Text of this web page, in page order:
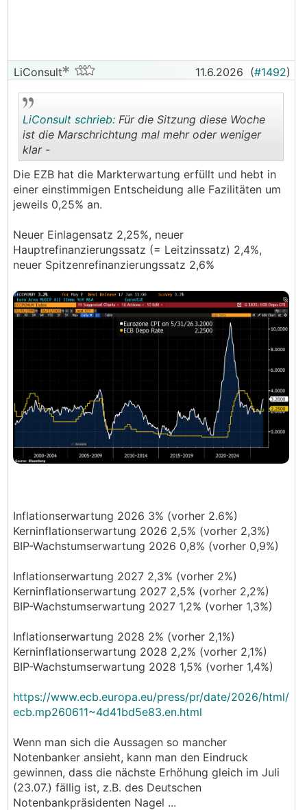
LiConsult 11.6.2026 (#1492)
..
LiConsult schrieb: Für die Sitzung diese Woche
ist die Marschrichtung mal mehr oder weniger
klar -
Die EZB hat die Markterwartung erfüllt und hebt in
einer einstimmigen Entscheidung alle Fazilitäten um
jeweils 0,25% an.
Neuer Einlagensatz 2,25%, neuer
Hauptrefinanzierungssatz (= Leitzinssatz) 2,4%,
neuer Spitzenrefinanzierungssatz 2,6%
Inflationserwartung 2026 3% (vorher 2.6%)
Kerninflationserwartung 2026 2,5% (vorher 2,3%)
BIP-Wachstumserwartung 2026 0,8% (vorher 0,9%)
Inflationserwartung 2027 2,3% (vorher 2%)
Kerninflationserwartung 2027 2,5% (vorher 2,2%)
BIP-Wachstumserwartung 2027 1,2% (vorher 1,3%)
Inflationserwartung 2028 2% (vorher 2,1%)
Kerninflationserwartung 2028 2,2% (vorher 2,1%)
BIP-Wachstumserwartung 2028 1,5% (vorher 1,4%)
https://www.ecb.europa.eu/press/pr/date/2026/html/
ecb.mp260611~4d41bd5e83.en.html
Wenn man sich die Aussagen so mancher
Notenbanker ansieht, kann man den Eindruck
gewinnen, dass die nächste Erhöhung gleich im Juli
(23.07.) fällig ist, z.B. des Deutschen
Notenbankpräsidenten Nagel ...